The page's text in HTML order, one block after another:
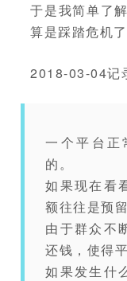
于是我简单了
算是踩踏危机了
2018-03-04记
一个平台正
的。
如果现在看
额往往是预
由于群众不
还钱，使得
如果发生什